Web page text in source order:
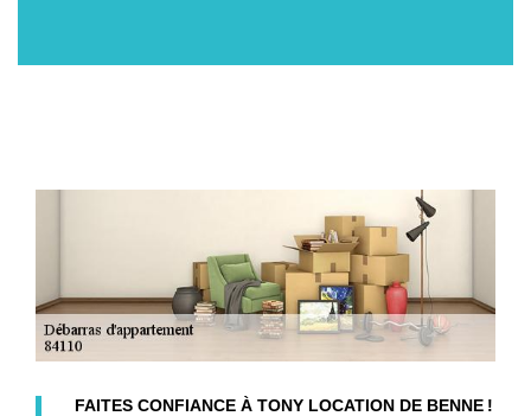
FAITES CONFIANCE À TONY LOCATION DE BENNE !